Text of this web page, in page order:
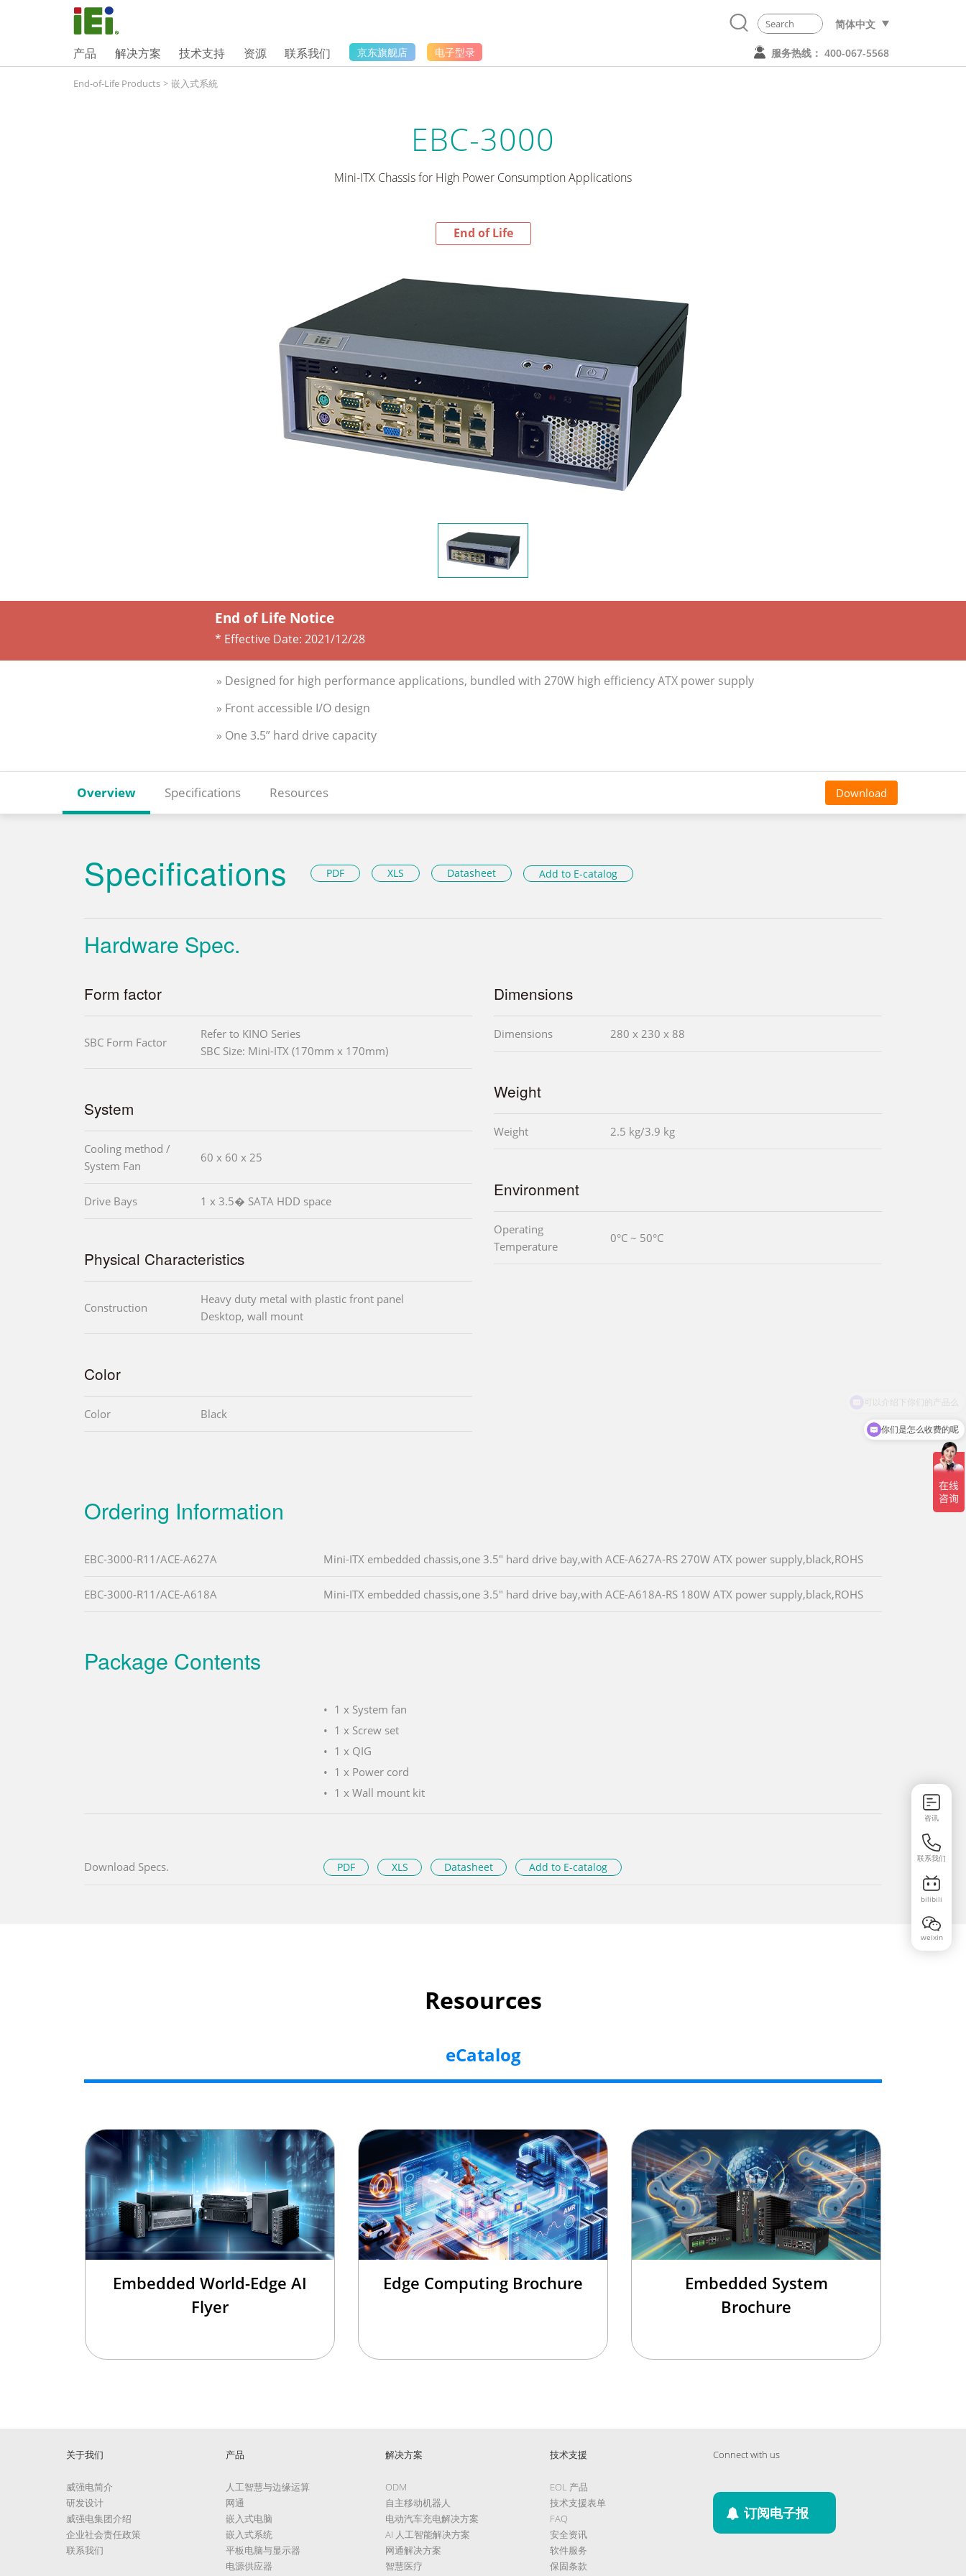
简体中文
产品 解决方案 技术支持 资源 联系我们 京东旗舰店 电子型录 服务热线： 400-067-5568
End-of-Life Products > 嵌入式系統
EBC-3000
Mini-ITX Chassis for High Power Consumption Applications
End of Life
End of Life Notice
* Effective Date: 2021/12/28
» Designed for high performance applications, bundled with 270W high efficiency ATX power supply
» Front accessible I/O design
» One 3.5” hard drive capacity
Overview Specifications Resources Download
Specifications PDF XLS Datasheet Add to E-catalog
Hardware Spec.
Form factor
SBC Form Factor
Refer to KINO Series
SBC Size: Mini-ITX (170mm x 170mm)
System
Cooling method /
System Fan
60 x 60 x 25
Drive Bays 1 x 3.5� SATA HDD space
Physical Characteristics
Construction
Heavy duty metal with plastic front panel
Desktop, wall mount
Color
Color Black
Dimensions
Dimensions 280 x 230 x 88
Weight
Weight 2.5 kg/3.9 kg
Environment
Operating
Temperature
0°C ~ 50°C
Ordering Information
EBC-3000-R11/ACE-A627A Mini-ITX embedded chassis,one 3.5" hard drive bay,with ACE-A627A-RS 270W ATX power supply,black,ROHS
EBC-3000-R11/ACE-A618A Mini-ITX embedded chassis,one 3.5" hard drive bay,with ACE-A618A-RS 180W ATX power supply,black,ROHS
Package Contents
1 x System fan
1 x Screw set
1 x QIG
1 x Power cord
1 x Wall mount kit
Download Specs. PDF XLS Datasheet Add to E-catalog
Resources
eCatalog
Embedded World-Edge AI
Flyer
Edge Computing Brochure
Embedded System
Brochure
关于我们
威强电简介
研发设计
威强电集团介绍
企业社会责任政策
联系我们
产品
人工智慧与边缘运算
网通
嵌入式电脑
嵌入式系统
平板电脑与显示器
电源供应器
解决方案
ODM
自主移动机器人
电动汽车充电解决方案
AI 人工智能解决方案
网通解决方案
智慧医疗
技术支援
EOL 产品
技术支援表单
FAQ
安全资讯
软件服务
保固条款
Connect with us
订阅电子报
咨讯
联系我们
bilibili
weixin
你们是怎么收费的呢